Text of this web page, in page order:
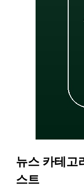
뉴스 카테고
스트